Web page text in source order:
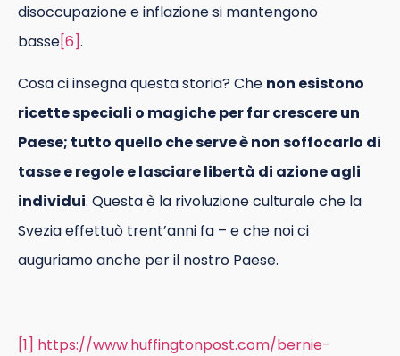
disoccupazione e inflazione si mantengono
basse[6].
Cosa ci insegna questa storia? Che non esistono
ricette speciali o magiche per far crescere un
Paese; tutto quello che serve è non soffocarlo di
tasse e regole e lasciare libertà di azione agli
individui. Questa è la rivoluzione culturale che la
Svezia effettuò trent’anni fa – e che noi ci
auguriamo anche per il nostro Paese.
[1] https://www.huffingtonpost.com/bernie-